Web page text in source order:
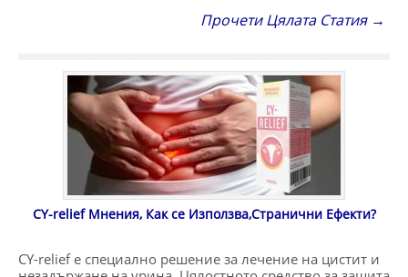
Прочети Цялата Статия →
CY-relief Мнения, Как се Използва,Странични Ефекти?
CY-relief е специално решение за лечение на цистит и